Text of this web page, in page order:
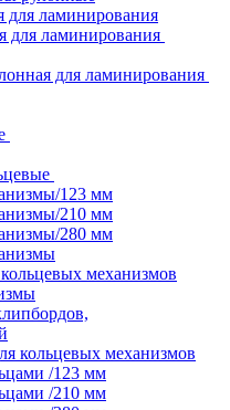
для ламинирования
для ламинирования
для ламинирования
123 мм
210 мм
280 мм
механизмов
кольцевых механизмов
/123 мм
/210 мм